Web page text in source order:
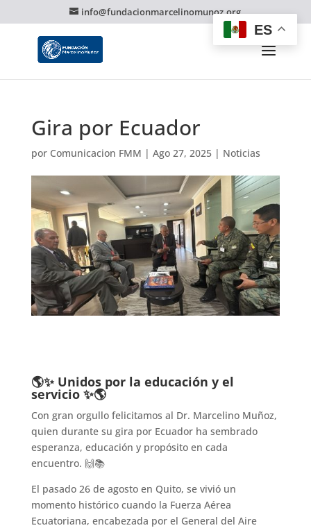
info@fundacionmarcelinomunoz.org
Gira por Ecuador
por Comunicacion FMM | Ago 27, 2025| Noticias
🌎✨ Unidos por la educación y el
servicio ✨🌎
Con gran orgullo felicitamos al Dr. Marcelino Muñoz,
quien durante su gira por Ecuador ha sembrado
esperanza, educación y propósito en cada
encuentro. 🙌📚
El pasado 26 de agosto en Quito, se vivió un
momento histórico cuando la Fuerza Aérea
Ecuatoriana, encabezada por el General del Aire
ES